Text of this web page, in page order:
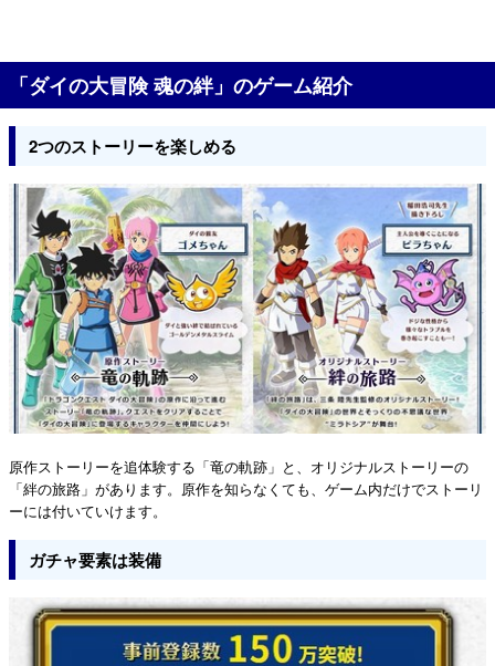
「ダイの大冒険 魂の絆」のゲーム紹介
2つのストーリーを楽しめる
原作ストーリーを追体験する「竜の軌跡」と、オリジナルストーリーの
「絆の旅路」があります。原作を知らなくても、ゲーム内だけでストーリ
ーには付いていけます。
ガチャ要素は装備